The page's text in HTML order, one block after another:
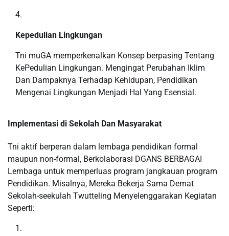
Kepedulian Lingkungan
Tni muGA memperkenalkan Konsep berpasing Tentang
KePedulian Lingkungan. Mengingat Perubahan Iklim
Dan Dampaknya Terhadap Kehidupan, Pendidikan
Mengenai Lingkungan Menjadi Hal Yang Esensial.
Implementasi di Sekolah Dan Masyarakat
Tni aktif berperan dalam lembaga pendidikan formal
maupun non-formal, Berkolaborasi DGANS BERBAGAI
Lembaga untuk memperluas program jangkauan program
Pendidikan. Misalnya, Mereka Bekerja Sama Demat
Sekolah-seekulah Twutteling Menyelenggarakan Kegiatan
Seperti: